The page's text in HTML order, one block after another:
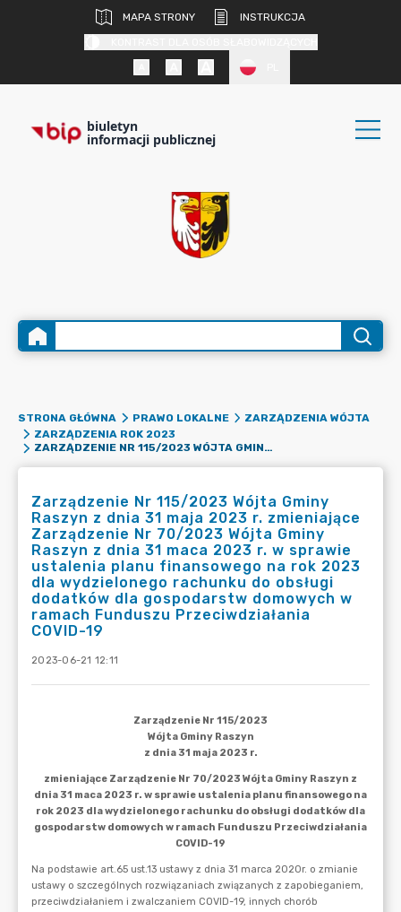
MAPA STRONY
INSTRUKCJA
biuletyn
informacji publicznej
STRONA GŁÓWNA PRAWO LOKALNE
ZARZĄDZENIA WÓJTA
ZARZĄDZENIA ROK 2023
ZARZĄDZENIE NR 115/2023 WÓJTA GMINY RASZYN Z DNIA 31 MAJA 2023 R. ZMIENIAJĄCE ZARZĄDZENIE NR 70/2023 WÓJTA GMINY RASZYN Z DNIA 31 MACA 2023 R. W SPRAWIE USTALENIA PLANU FINANSOWEGO NA ROK 2023 DLA WYDZIELONEGO RACHUNKU DO OBSŁUGI DODATKÓW DLA GOSPODARSTW DOMOWYCH W RAMACH FUNDUSZU PRZECIWDZIAŁANIA COVID-19
Zarządzenie Nr 115/2023 Wójta Gminy
Raszyn z dnia 31 maja 2023 r. zmieniające
Zarządzenie Nr 70/2023 Wójta Gminy
Raszyn z dnia 31 maca 2023 r. w sprawie
ustalenia planu finansowego na rok 2023
dla wydzielonego rachunku do obsługi
dodatków dla gospodarstw domowych w
ramach Funduszu Przeciwdziałania
COVID-19
2023-06-21 12:11